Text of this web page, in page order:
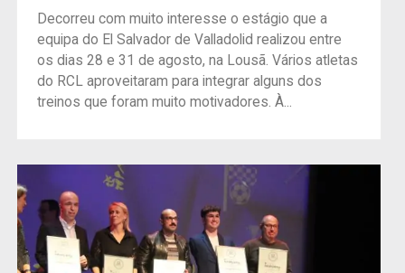
Decorreu com muito interesse o estágio que a
equipa do El Salvador de Valladolid realizou entre
os dias 28 e 31 de agosto, na Lousã. Vários atletas
do RCL aproveitaram para integrar alguns dos
treinos que foram muito motivadores. À...